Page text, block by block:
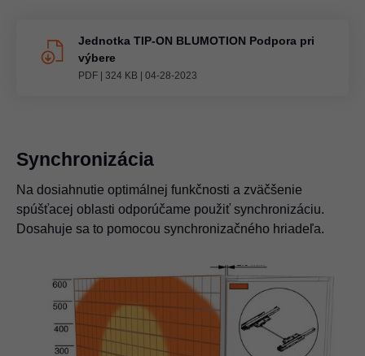
Jednotka TIP-ON BLUMOTION Podpora pri
výbere
PDF | 324 KB | 04-28-2023
Synchronizácia
Na dosiahnutie optimálnej funkčnosti a zväčšenie
spúšťacej oblasti odporúčame použiť synchronizáciu.
Dosahuje sa to pomocou synchronizačného hriadeľa.